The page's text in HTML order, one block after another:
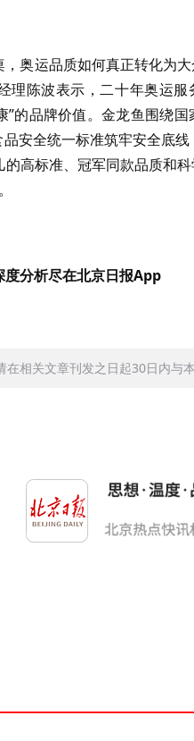
奥运品质如何真正转化为
理陈波表示，二十年奥运
的品牌价值。金龙鱼围绕
安全统一标准筑牢安全底
高标准、冠军同款品质和
分析尽在北京日报App
在相关文章刊发之日起30日内与